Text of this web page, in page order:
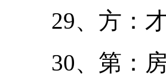
29、方：才
30、第：房